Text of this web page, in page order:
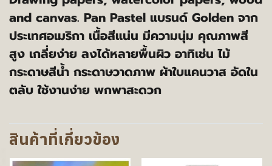
and canvas. Pan Pastel แบรนด์ Golden จาก
ประเทศอเมริกา เนื้อสีแน่น มีความนุ่ม คุณภาพสี
สูง เกลี่ยง่าย ลงได้หลายพื้นผิว อาทิเช่น ไม้
กระดาษสีน้ำ กระดาษวาดภาพ ผ้าใบแคนวาส อัดใน
ตลับ ใช้งานง่าย พกพาสะดวก
สินค้าที่เกี่ยวข้อง